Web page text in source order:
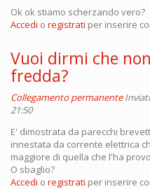
Ok ok stiamo scherzando vero?
Accedi o registrati per inserire
Vuoi dirmi che
fredda?
Collegamento permanente
21:50
E' dimostrata da parecchi
innestata da corrente elettrica
maggiore di quella che l'ha
O sbaglio?
Accedi o registrati per inserire